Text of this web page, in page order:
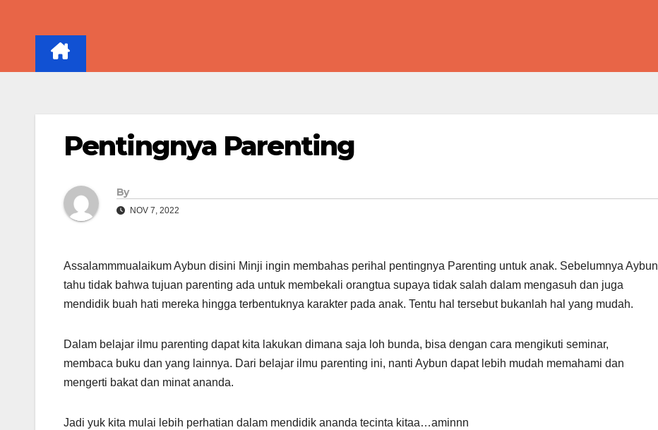
Pentingnya Parenting
By
NOV 7, 2022
Assalammmualaikum Aybun disini Minji ingin membahas perihal pentingnya Parenting untuk anak. Sebelumnya Aybun
tahu tidak bahwa tujuan parenting ada untuk membekali orangtua supaya tidak salah dalam mengasuh dan juga
mendidik buah hati mereka hingga terbentuknya karakter pada anak. Tentu hal tersebut bukanlah hal yang mudah.
Dalam belajar ilmu parenting dapat kita lakukan dimana saja loh bunda, bisa dengan cara mengikuti seminar,
membaca buku dan yang lainnya. Dari belajar ilmu parenting ini, nanti Aybun dapat lebih mudah memahami dan
mengerti bakat dan minat ananda.
Jadi yuk kita mulai lebih perhatian dalam mendidik ananda tecinta kitaa…aminnn